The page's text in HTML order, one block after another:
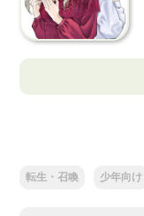
転生・召喚 少年向け